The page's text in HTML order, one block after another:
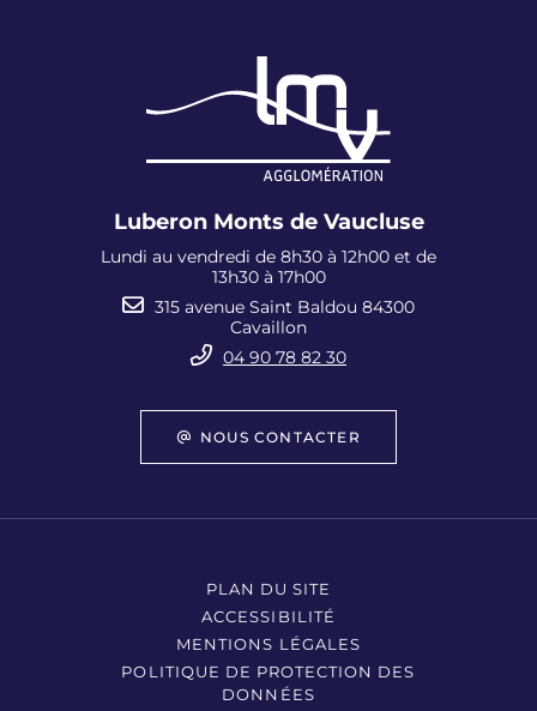
Luberon Monts de Vaucluse
Lundi au vendredi de 8h30 à 12h00 et de
13h30 à 17h00
315 avenue Saint Baldou 84300
Cavaillon
04 90 78 82 30
NOUS CONTACTER
PLAN DU SITE
ACCESSIBILITÉ
MENTIONS LÉGALES
POLITIQUE DE PROTECTION DES
DONNÉES